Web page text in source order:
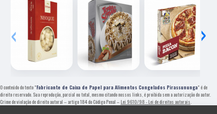
‹ ›
O conteúdo do texto "Fabricante de Caixa de Papel para Alimentos Congelados Pirassununga" é de
direito reservado. Sua reprodução, parcial ou total, mesmo citando nossos links, é proibida sem a autorização do autor.
Crime de violação de direito autoral – artigo 184 do Código Penal – Lei 9610/98 - Lei de direitos autorais